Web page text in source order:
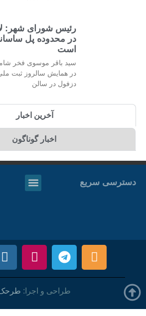
رئیس شورای شهر:
در محدوده پل
است
در همایش سالروز ثبت
دزفول در سالن
آخرین اخبار
اخبار گوناگون
دسترسی سریع
طراحی و اجرا: